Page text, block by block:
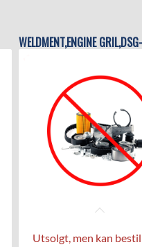
WELDMENT,ENGINE
Utsolgt, men kan